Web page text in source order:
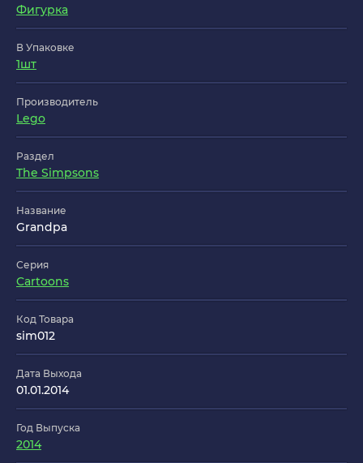
Фигурка
В Упаковке
1шт
Производитель
Lego
Раздел
The Simpsons
Название
Grandpa
Серия
Cartoons
Код Товара
sim012
Дата Выхода
01.01.2014
Год Выпуска
2014